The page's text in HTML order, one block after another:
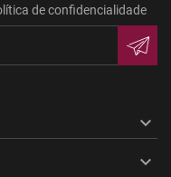
de confidencialidade

